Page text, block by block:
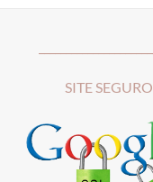
SITE SEGURO